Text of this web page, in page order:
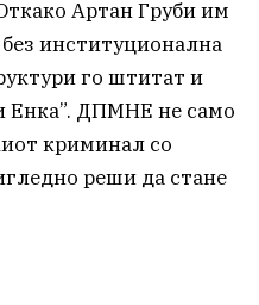
Артан Груби им
без институционална
го штитат и
Енка”. ДПМНЕ не само
криминал со
реши да стане